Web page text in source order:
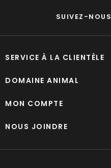
SUIVEZ-NOUS
SERVICE À LA CLIENTÈLE
DOMAINE ANIMAL
MON COMPTE
NOUS JOINDRE